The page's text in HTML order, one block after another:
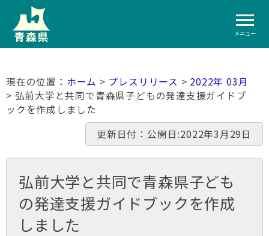
メニュー
ホーム > プレスリリース > 2022年 03月
> 弘前大学と共同で青森県子どもの発達支援ガイドブ
ックを作成しました
更新日付：公開日:2022年3月29日
弘前大学と共同で青森県子ども
の発達支援ガイドブックを作成
しました